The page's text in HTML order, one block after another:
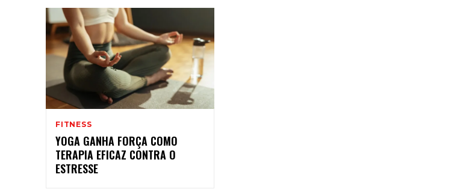
FITNESS
YOGA GANHA FORÇA COMO
TERAPIA EFICAZ CONTRA O
ESTRESSE